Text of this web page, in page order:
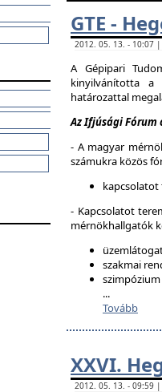
GTE -
2012. 05. 13. - 10:07
A Gépipari
kinyilvánította a
határozattal
Az Ifjúsági Fórum
- A magyar
számukra közös
kapcsolatot
- Kapcsolatot
mérnökhallgatók
szakmai
szimpózium
...
Tovább
XXVI.
2012. 05. 13. - 09:59